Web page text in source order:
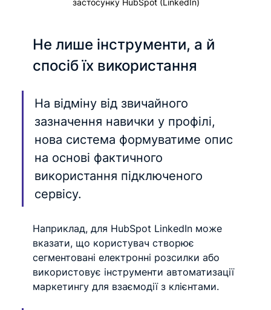
застосунку HubSpot (LinkedIn)
Не лише інструменти, а й
спосіб їх використання
На відміну від звичайного
зазначення навички у профілі,
нова система формуватиме опис
на основі фактичного
використання підключеного
сервісу.
Наприклад, для HubSpot LinkedIn може
вказати, що користувач створює
сегментовані електронні розсилки або
використовує інструменти автоматизації
маркетингу для взаємодії з клієнтами.